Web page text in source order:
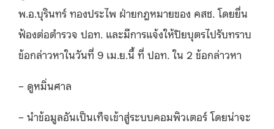
พ.อ.บุรินทร์ ทองประไพ ฝ่ายกฎหมายของ คสช. โดยยื่น
ฟ้องต่อตำรวจ ปอท. และมีการแจ้งให้ปิยบุตรไปรับทราบ
ข้อกล่าวหาในวันที่ 9 เม.ย.นี้ ที่ ปอท. ใน 2 ข้อกล่าวหา
– ดูหมิ่นศาล
– นำข้อมูลอันเป็นเท็จเข้าสู่ระบบคอมพิวเตอร์ โดยน่าจะ